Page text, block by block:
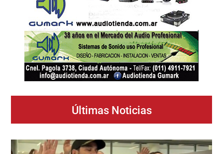
Últimas Noticias